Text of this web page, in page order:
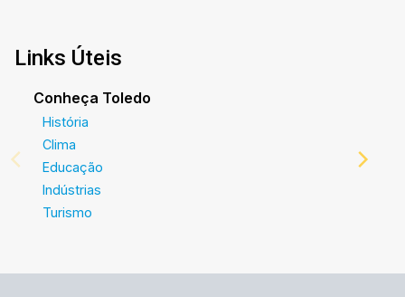
Links Úteis
Conheça Toledo
História
Clima
Educação
Indústrias
Turismo